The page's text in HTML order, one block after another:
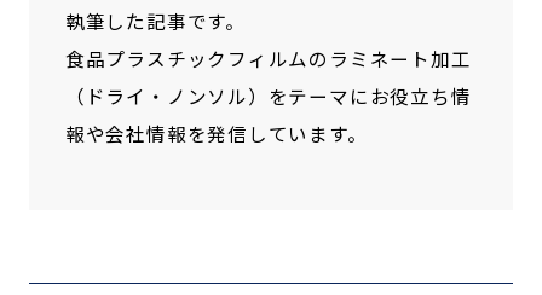
執筆した記事です。
食品プラスチックフィルムのラミネート加工
（ドライ・ノンソル）をテーマにお役立ち情
報や会社情報を発信しています。